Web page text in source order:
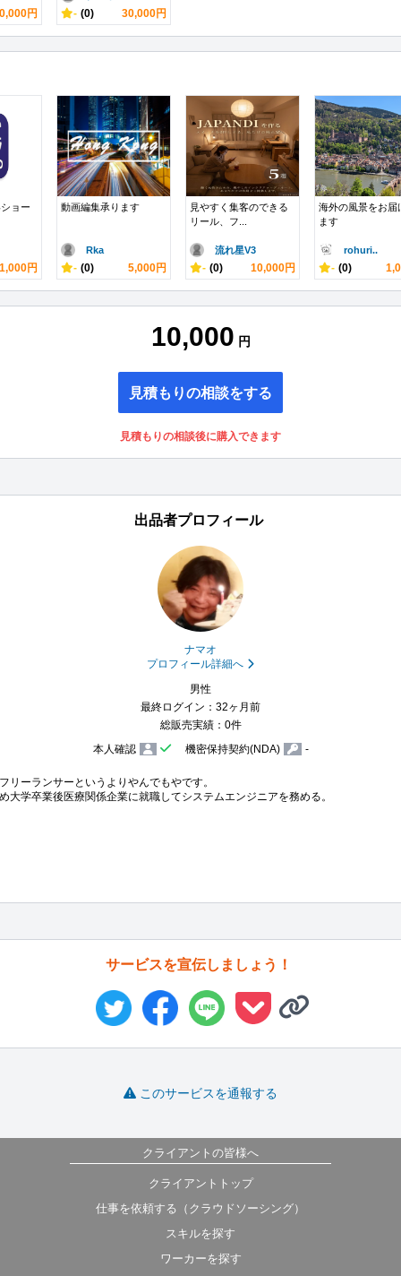
円 - (0) 30,000円
ョー
1,000円
動画編集承ります
Rka
- (0) 5,000円
見やすく集客のできる
リール、フ...
流れ星V3
- (0) 10,000円
海外の風景をお届
ます
rohuri..
- (0)
10,000 円
見積もりの相談をする
見積もりの相談後に購入できます
出品者プロフィール
ナマオ
プロフィール詳細へ
男性
最終ログイン：32ヶ月前
総販売実績：0件
本人確認
機密保持契約(NDA) -
リーランサーというよりやんでもやです。
大学卒業後医療関係企業に就職してシステムエンジニアを務める。
サービスを宣伝しましょう！
このサービスを通報する
クライアントの皆様へ
クライアントトップ
仕事を依頼する（クラウドソーシング）
スキルを探す
ワーカーを探す